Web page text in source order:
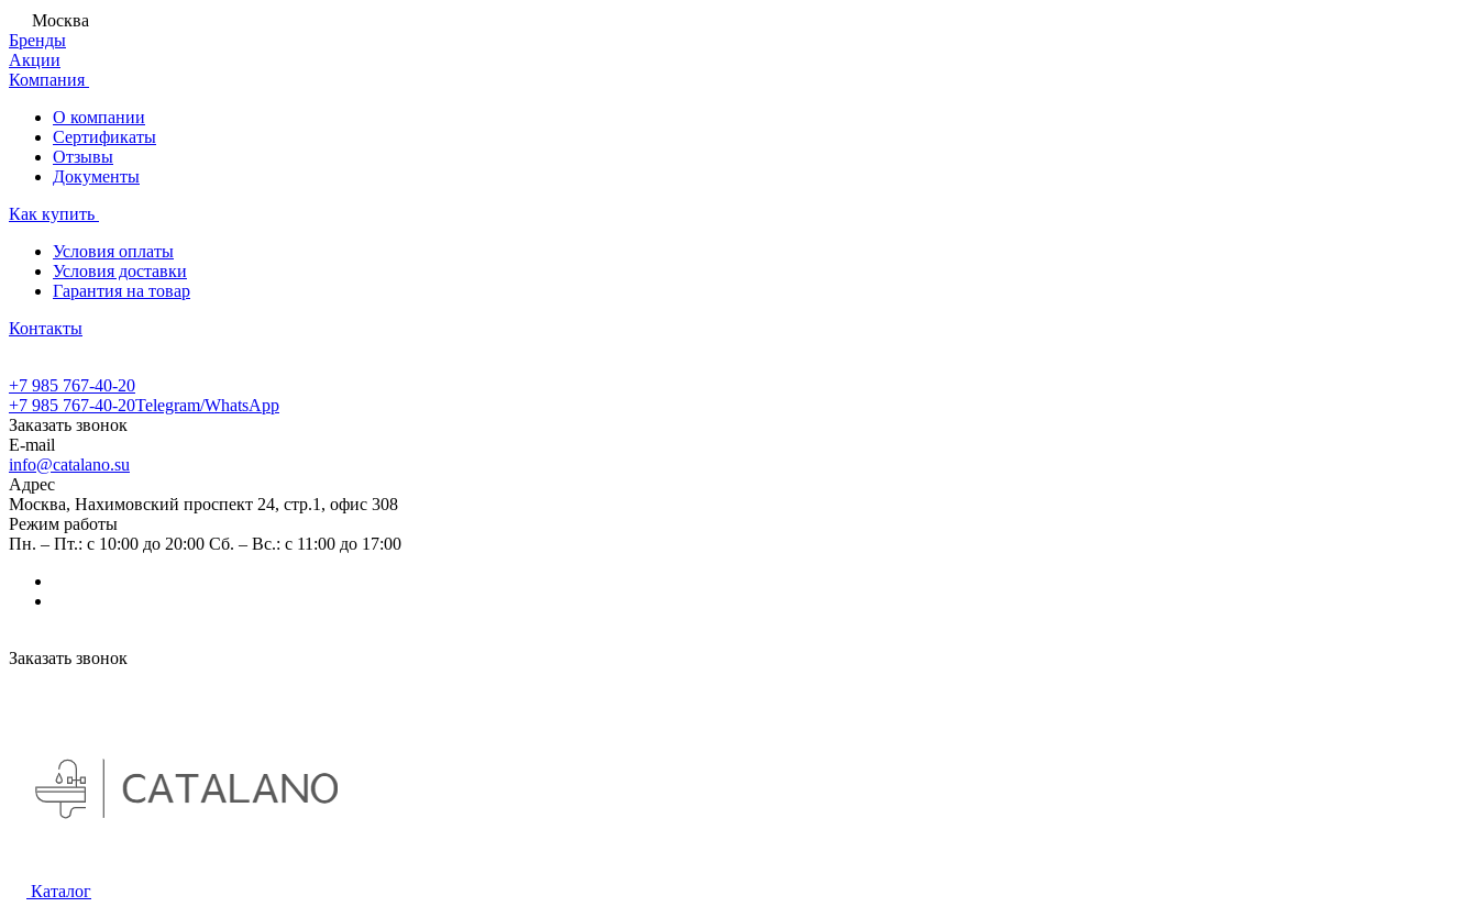
Москва
Бренды
Акции
Компания
О компании
Сертификаты
Отзывы
Документы
Как купить
Условия оплаты
Условия доставки
Гарантия на товар
Контакты
+7 985 767-40-20
+7 985 767-40-20Telegram/WhatsApp
Заказать звонок
E-mail
info@catalano.su
Адрес
Москва, Нахимовский проспект 24, стр.1, офис 308
Режим работы
Пн. – Пт.: с 10:00 до 20:00 Сб. – Вс.: с 11:00 до 17:00
Заказать звонок
Каталог